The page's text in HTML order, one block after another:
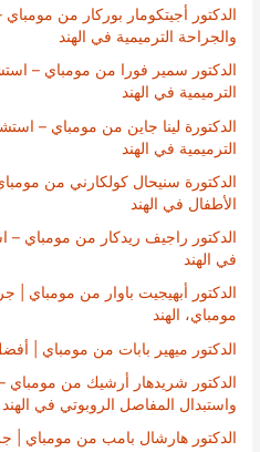
الدكتور أجيتكومار بوركار من
والجراحة الترميمية في الهند
الدكتور سمير فورا من مومباي –
الترميمية في الهند
الدكتورة لينا جاين من مومباي –
الترميمية في الهند
الدكتورة سنيحال كولكارني من
الأطفال في الهند
الدكتور راجيف ريدكار من مومباي –
في الهند
الدكتور أبهيجيت باوار من مومباي |
مومباي، الهند
الدكتور ميهير بابات من مومباي |
الدكتور شريدهار أرشيك من مومباي
واستبدال المفاصل الروبوتي في الهند
الدكتور هارشال بامب من مومباي |